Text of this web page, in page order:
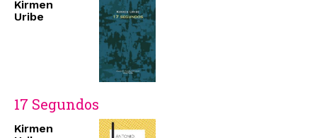
Kirmen
Uribe
17 Segundos
Kirmen